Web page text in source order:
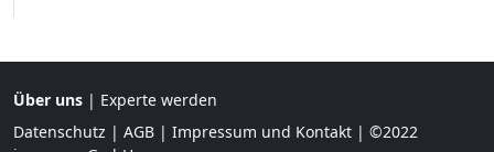
Über uns | Experte werden
Datenschutz | AGB | Impressum und Kontakt | ©2022